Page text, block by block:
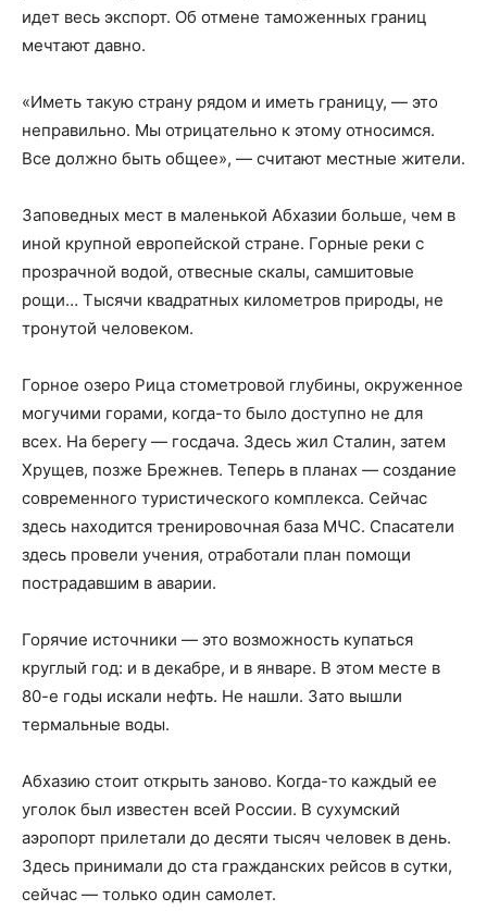
идет весь экспорт. Об отмене таможенных границ
мечтают давно.
«Иметь такую страну рядом и иметь границу, — это
неправильно. Мы отрицательно к этому относимся.
Все должно быть общее», — считают местные жители.
Заповедных мест в маленькой Абхазии больше, чем в
иной крупной европейской стране. Горные реки с
прозрачной водой, отвесные скалы, самшитовые
рощи… Тысячи квадратных километров природы, не
тронутой человеком.
Горное озеро Рица стометровой глубины, окруженное
могучими горами, когда-то было доступно не для
всех. На берегу — госдача. Здесь жил Сталин, затем
Хрущев, позже Брежнев. Теперь в планах — создание
современного туристического комплекса. Сейчас
здесь находится тренировочная база МЧС. Спасатели
здесь провели учения, отработали план помощи
пострадавшим в аварии.
Горячие источники — это возможность купаться
круглый год: и в декабре, и в январе. В этом месте в
80-е годы искали нефть. Не нашли. Зато вышли
термальные воды.
Абхазию стоит открыть заново. Когда-то каждый ее
уголок был известен всей России. В сухумский
аэропорт прилетали до десяти тысяч человек в день.
Здесь принимали до ста гражданских рейсов в сутки,
сейчас — только один самолет.